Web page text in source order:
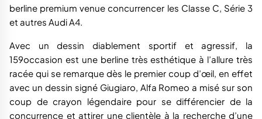
berline premium venue concurrencer les Classe C, Série 3
et autres Audi A4.
Avec un dessin diablement sportif et agressif, la
159occasion est une berline très esthétique à l’allure très
racée qui se remarque dès le premier coup d’œil, en effet
avec un dessin signé Giugiaro, Alfa Romeo a misé sur son
coup de crayon légendaire pour se différencier de la
concurrence et attirer une clientèle à la recherche d’une